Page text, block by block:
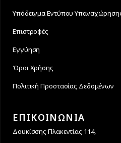
Υπόδειγμα Εντύπου
Επιστροφές
Εγγύηση
Όροι Χρήσης
Πολιτική Προστασίας Δεδομένων
ΕΠΙΚΟΙΝΩΝΙΑ
Δουκίσσης Πλακεντίας 114,